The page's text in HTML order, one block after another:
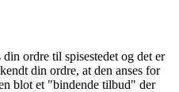
ordre til spisestedet og det er
din ordre, at den anses for
blot et "bindende tilbud" der